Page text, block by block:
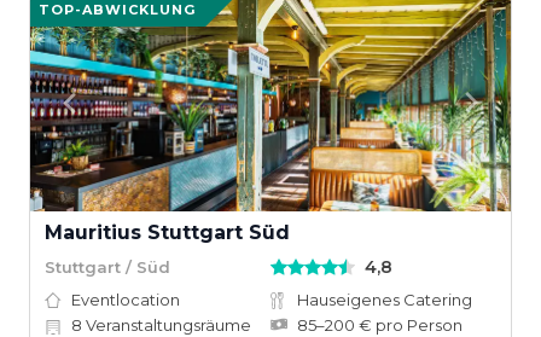
TOP-ABWICKLUNG
Mauritius Stuttgart Süd
Stuttgart / Süd 4,8
Eventlocation
Hauseigenes Catering
8 Veranstaltungsräume
85–200 € pro Person